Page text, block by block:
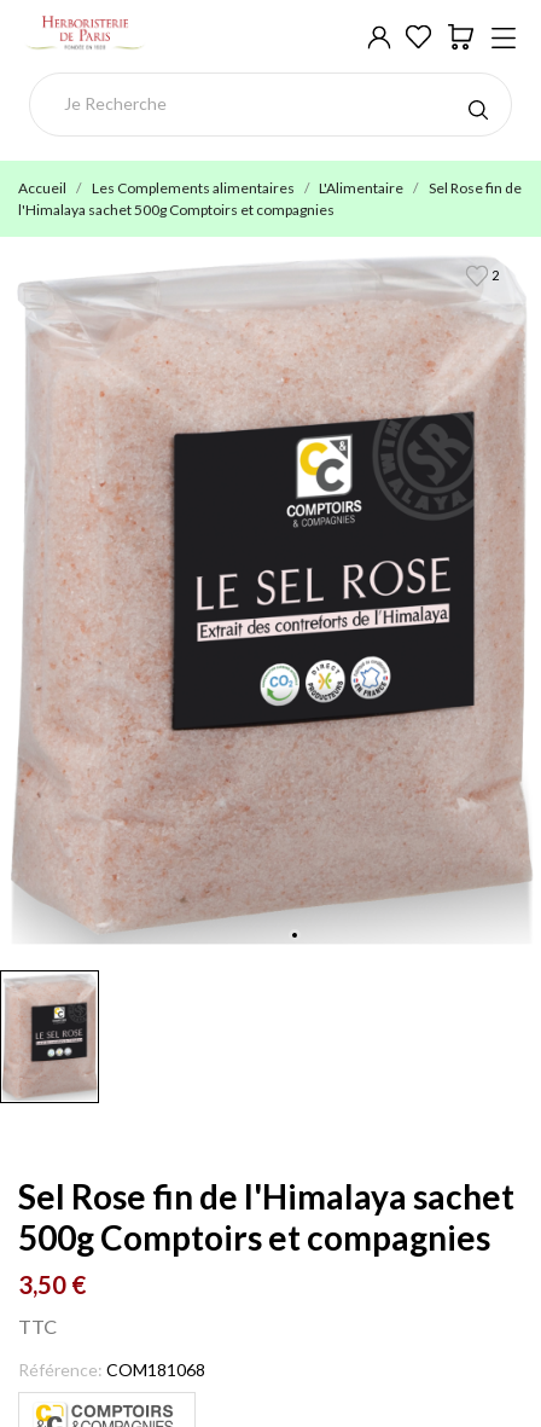
Accueil Les Complements alimentaires L'Alimentaire
Sel Rose fin de
l'Himalaya sachet 500g Comptoirs et compagnies
2
Sel Rose fin de l'Himalaya sachet
500g Comptoirs et compagnies
3,50 €
TTC
Référence: COM181068